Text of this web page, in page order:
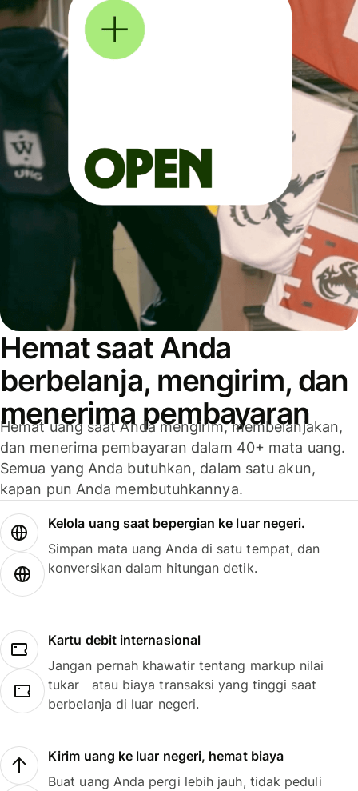
Hemat saat Anda
berbelanja, mengirim, dan
menerima pembayaran
Hemat uang saat Anda mengirim, membelanjakan,
dan menerima pembayaran dalam 40+ mata uang.
Semua yang Anda butuhkan, dalam satu akun,
kapan pun Anda membutuhkannya.
Kelola uang saat bepergian ke luar negeri.
Simpan mata uang Anda di satu tempat, dan
konversikan dalam hitungan detik.
Kartu debit internasional
Jangan pernah khawatir tentang markup nilai
tukar atau biaya transaksi yang tinggi saat
berbelanja di luar negeri.
Kirim uang ke luar negeri, hemat biaya
Buat uang Anda pergi lebih jauh, tidak peduli